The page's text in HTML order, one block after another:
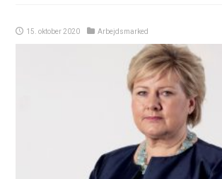
15. oktober 2020 Arbejdsmarked